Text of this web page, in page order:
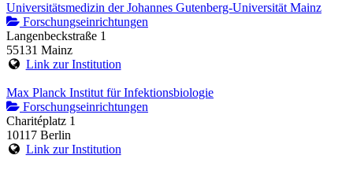
Universitätsmedizin der Johannes Gutenberg-Universität Mainz
Forschungseinrichtungen
Langenbeckstraße 1
55131 Mainz
Link zur Institution
Max Planck Institut für Infektionsbiologie
Forschungseinrichtungen
Charitéplatz 1
10117 Berlin
Link zur Institution